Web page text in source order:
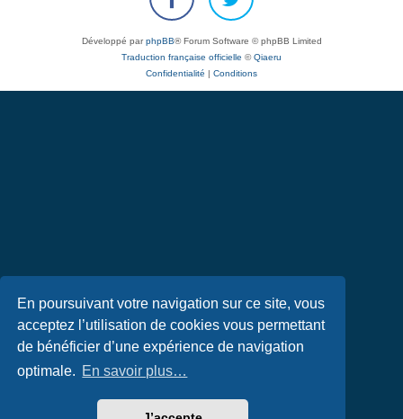
En poursuivant votre navigation sur ce site, vous
acceptez l’utilisation de cookies vous permettant
de bénéficier d’une expérience de navigation
optimale. En savoir plus…
Développé parphpBB® Forum Software © phpBB Limited
Traduction française officielle ©Qiaeru
Confidentialité | Conditions